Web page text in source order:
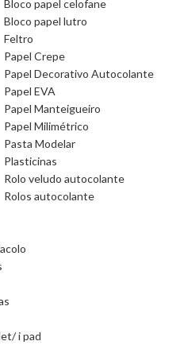
Bloco papel celofane
Bloco papel lutro
Feltro
Papel Crepe
Papel Decorativo Autocolante
Papel EVA
Papel Manteigueiro
Papel Milimétrico
Pasta Modelar
Plasticinas
Rolo veludo autocolante
Rolos autocolante
i pad